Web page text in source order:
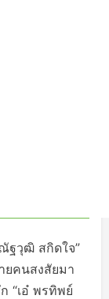
ฐวุฒิ สกิดใจ”
ยคนสงสัยมา
“เอ๋ พรทิพย์